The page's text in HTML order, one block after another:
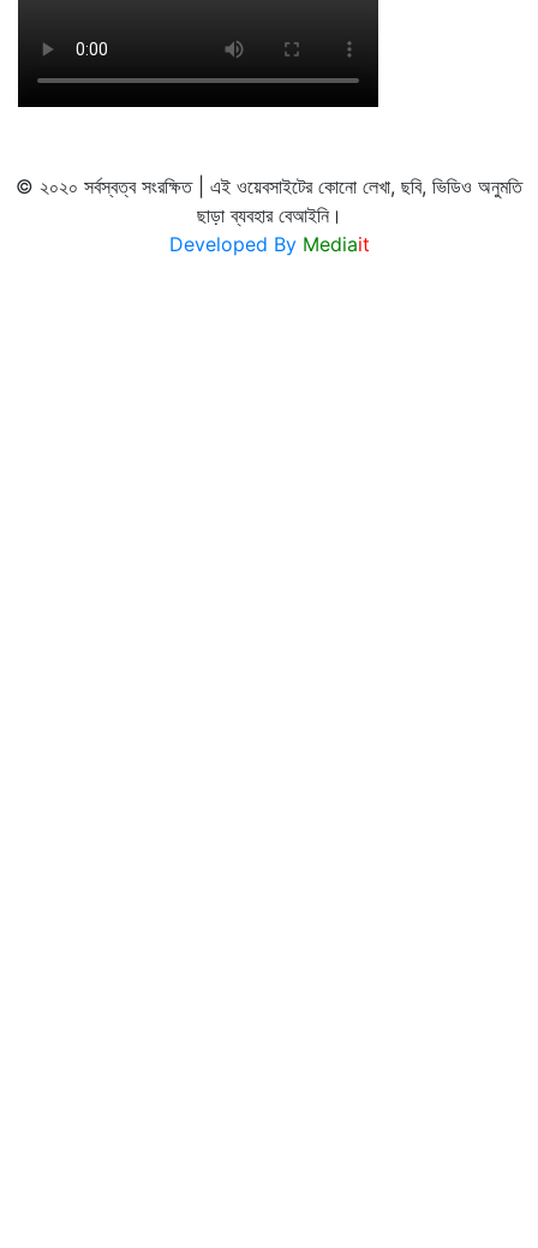
© ২০২০ সর্বস্বত্ব সংরক্ষিত | এই ওয়েবসাইটের কোনো লেখা, ছবি, ভিডিও অনুমতি
ছাড়া ব্যবহার বেআইনি।
Developed By Mediait